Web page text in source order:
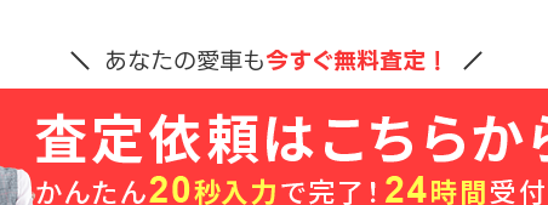
あなたの愛車も今すぐ無料査定！